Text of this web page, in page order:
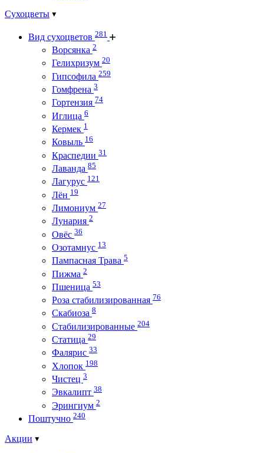
Сухоцветы
Вид сухоцветов 281
Ворсянка 2
Гелихризум 20
Гипсофила 259
Гомфрена 3
Гортензия 74
Иглица 6
Кермек 1
Ковыль 16
Краспедии 31
Лаванда 85
Лагурус 121
Лён 19
Лимониум 27
Лунария 2
Овёс 36
Озотамнус 13
Пампасная Трава 5
Пижма 2
Пшеница 53
Роза стабилизированная 76
Скабиоза 8
Стабилизированные 204
Статица 29
Фалярис 33
Хлопок 198
Чистец 3
Эвкалипт 38
Эрингиум 2
Поштучно 240
Акции